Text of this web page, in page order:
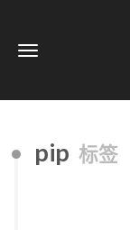
pip 标签